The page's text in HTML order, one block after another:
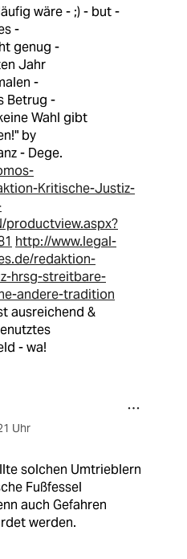
wäre - ;) - but -
-
genug -
Jahr
-
Betrug -
Wahl gibt
by
- Dege.
Kritische-Justiz-
productview.aspx?
http://www.legal-
redaktion-
hrsg-streitbare-
andere-tradition
ausreichend &
- wa!
Uhr
solchen Umtrieblern
Fußfessel
auch Gefahren
werden.